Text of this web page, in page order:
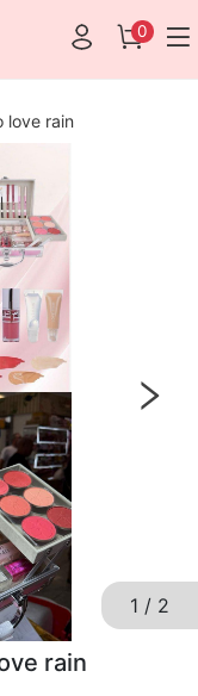
0
love rain
1 / 2
rain